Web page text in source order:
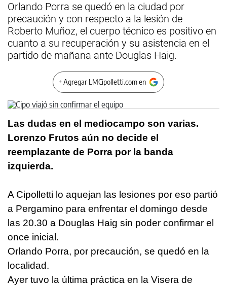
Orlando Porra se quedó en la ciudad por
precaución y con respecto a la lesión de
Roberto Muñoz, el cuerpo técnico es positivo en
cuanto a su recuperación y su asistencia en el
partido de mañana ante Douglas Haig.
+ Agregar LMCipolletti.com en
Las dudas en el mediocampo son varias.
Lorenzo Frutos aún no decide el
reemplazante de Porra por la banda
izquierda.
A Cipolletti lo aquejan las lesiones por eso partió
a Pergamino para enfrentar el domingo desde
las 20.30 a Douglas Haig sin poder confirmar el
once inicial.
Orlando Porra, por precaución, se quedó en la
localidad.
Ayer tuvo la última práctica en la Visera de